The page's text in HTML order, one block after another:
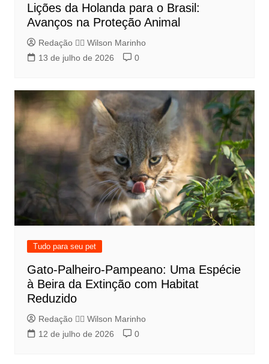
Lições da Holanda para o Brasil:
Avanços na Proteção Animal
Redação 👨‍⚖️​ Wilson Marinho
13 de julho de 2026
0
Tudo para seu pet
Gato-Palheiro-Pampeano: Uma Espécie
à Beira da Extinção com Habitat
Reduzido
Redação 👨‍⚖️​ Wilson Marinho
12 de julho de 2026
0